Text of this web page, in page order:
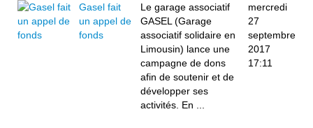
Gasel fait
un appel de
fonds
Le garage associatif
GASEL (Garage
associatif solidaire en
Limousin) lance une
campagne de dons
afin de soutenir et de
développer ses
activités. En ...
mercredi
27
septembre
2017
17:11